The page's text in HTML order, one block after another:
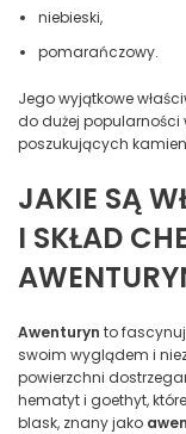
niebieski,
pomarańczowy.
Jego wyjątkowe
do dużej popularności
poszukujących
JAKIE SĄ
I SKŁAD
Awenturyn to
swoim wyglądem i
powierzchni
hematyt i goethyt,
blask, znany jako